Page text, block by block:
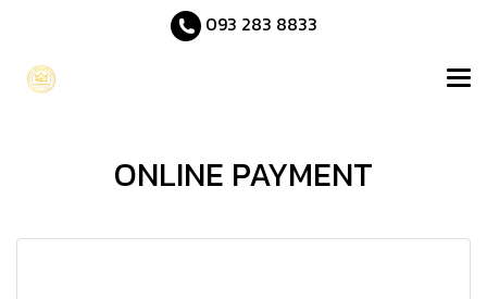
093 283 8833
ONLINE PAYMENT